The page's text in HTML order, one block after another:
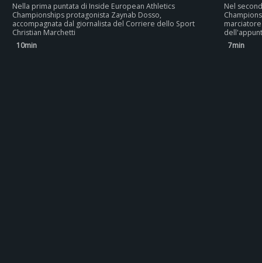
Nella prima puntata di Inside European Athletics
Championships protagonista Zaynab Dosso,
accompagnata dal giornalista del Corriere dello Sport
Christian Marchetti
10min
Nel
7min